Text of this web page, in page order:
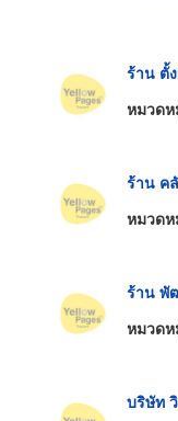
ร้าน ตั้
หมวด
ร้าน ค
หมวด
ร้าน พั
หมวด
บริษัท